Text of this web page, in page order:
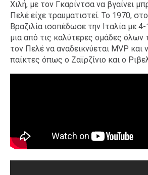
Χιλή, με τον Γκαρίντσα να βγαίνει
Πελέ είχε τραυματιστεί. Το 1970,
Βραζιλία ισοπέδωσε την Ιταλία με
μια από τις καλύτερες ομάδες
τον Πελέ να αναδεικνύεται MVP και
παίκτες όπως ο Ζαϊρζίνιο και ο